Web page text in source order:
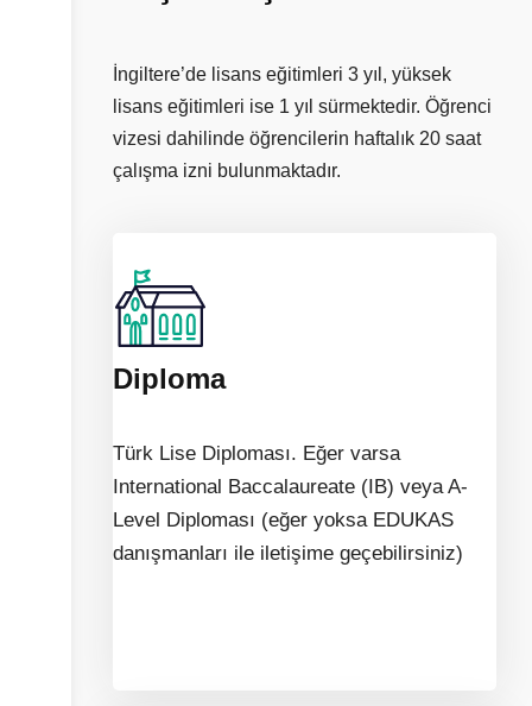
İngiltere’de lisans eğitimleri 3 yıl, yüksek
lisans eğitimleri ise 1 yıl sürmektedir. Öğrenci
vizesi dahilinde öğrencilerin haftalık 20 saat
çalışma izni bulunmaktadır.
Diploma
Türk Lise Diploması. Eğer varsa
International Baccalaureate (IB) veya A-
Level Diploması (eğer yoksa EDUKAS
danışmanları ile iletişime geçebilirsiniz)